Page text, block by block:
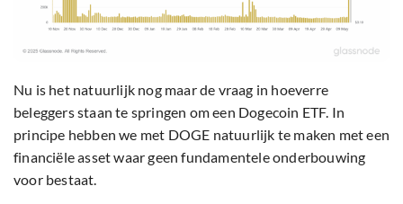
Nu is het natuurlijk nog maar de vraag in hoeverre
beleggers staan te springen om een Dogecoin ETF. In
principe hebben we met DOGE natuurlijk te maken met een
financiële asset waar geen fundamentele onderbouwing
voor bestaat.